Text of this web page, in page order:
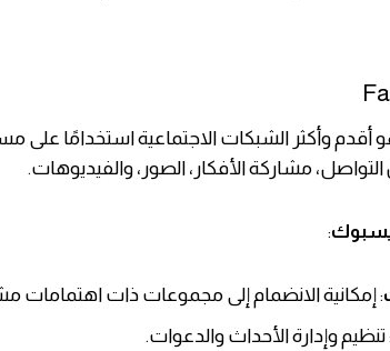
وأكثر الشبكات الاجتماعية استخدامًا على
مشاركة الأفكار، الصور، والفيديوهات.
:
: إمكانية الانضمام إلى مجموعات ذات اهتمامات
: تنظيم وإدارة الأحداث والدعوات.